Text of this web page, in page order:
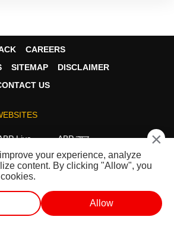
CAREERS
SITEMAP
DISCLAIMER
US
Live
ABP न्यूज़
ABP અસ્મિતા
ਸਾਂਝਾ ABP நாடு ABP దేశం
×
your experience, analyze
content. By clicking "Allow", you
Allow